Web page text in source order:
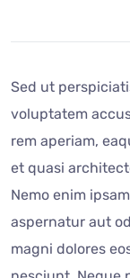
Sed ut
voluptatem
rem aperiam,
et quasi
Nemo enim
aspernatur aut
magni dolores